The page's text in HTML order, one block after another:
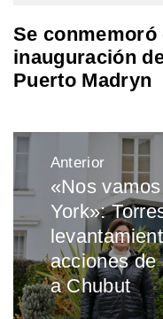
Se conmemoró
inauguración
Puerto Madryn
Navegación
entradas
Anterior
Entrada
anterior:
«Nos
York»:
acciones de
a Chubut